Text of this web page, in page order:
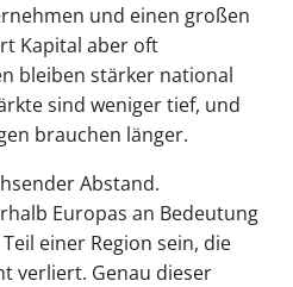
und einen großen
Kapital aber oft
bleiben stärker national
sind weniger tief, und
brauchen länger.
Abstand.
Europas an Bedeutung
einer Region sein, die
verliert. Genau dieser